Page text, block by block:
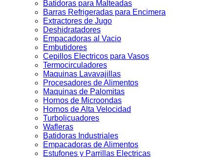
Batidoras para Malteadas
Barras Refrigeradas para Encimera
Extractores de Jugo
Deshidratadores
Empacadoras al Vacio
Embutidores
Cepillos Electricos para Vasos
Termocirculadores
Maquinas Lavavajillas
Procesadores de Alimentos
Maquinas de Palomitas
Hornos de Microondas
Hornos de Alta Velocidad
Turbolicuadores
Wafleras
Batidoras Industriales
Empacadoras de Alimentos
Estufones y Parrillas Electricas